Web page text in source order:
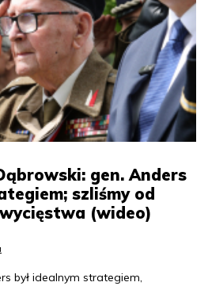
gen. Anders
szliśmy od
(wideo)
był idealnym strategiem,